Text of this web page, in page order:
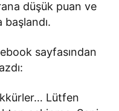
düşük puan ve
sayfasından
Lütfen